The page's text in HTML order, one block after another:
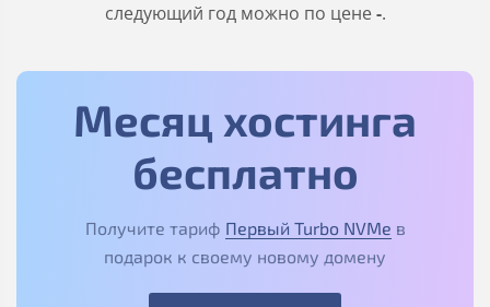
следующий год можно по цене-.
Месяц хостинга
бесплатно
Получите тариф Первый Turbo NVMe в
подарок к своему новому домену